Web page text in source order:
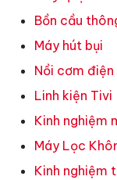
Bồn cầu
Máy hút bụi
Nồi cơm điện
Linh kiện Tivi
Kinh nghiệm
Máy Lọc
Kinh nghiệm